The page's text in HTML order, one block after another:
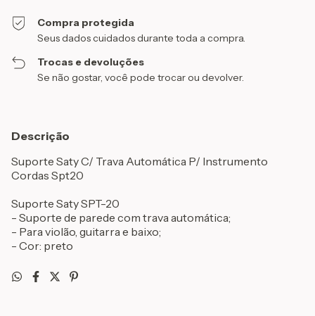
Compra protegida
Seus dados cuidados durante toda a compra.
Trocas e devoluções
Se não gostar, você pode trocar ou devolver.
Descrição
Suporte Saty C/ Trava Automática P/ Instrumento
Cordas Spt20
Suporte Saty SPT-20
- Suporte de parede com trava automática;
- Para violão, guitarra e baixo;
- Cor: preto